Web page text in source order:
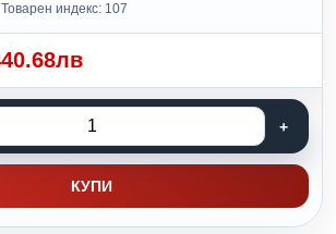
Товарен индекс: 107
КУПИ